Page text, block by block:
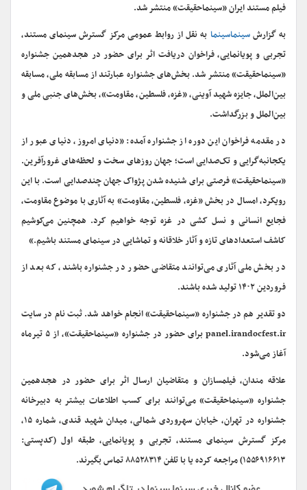
فیلم مستند ایران «سینماحقیقت» منتشر شد.
به گزارشسینماسینما به نقل از روابط عمومی مرکز گسترش سینمای مستند،
تجربی و پویانمایی، فراخوان دریافت اثر برای حضور در هجدهمین جشنواره
«سینماحقیقت» منتشر شد. بخش‌های جشنواره عبارتند از مسابقه ملی، مسابقه
بین‌الملل، جایزه شهید آوینی، «غزه، فلسطین، مقاومت»، بخش‌های جنبی ملی و
بین‌الملل و بزرگداشت.
در مقدمه فراخوان این دوره از جشنواره آمده: «دنیای امروز، دنیای عبور از
یکجانبه‌گرایی و تک‌صدایی است؛ جهان روزهای سخت و لحظه‌های غرورآفرین.
«سینماحقیقت» فرصتی برای شنیده شدن پژواک جهان چندصدایی است. با این
رویکرد، امسال در بخش «غزه، فلسطین، مقاومت» به آثاری با موضوع مقاومت،
فجایع انسانی و نسل کشی در غزه توجه خواهیم کرد. همچنین می‌کوشیم
کاشف استعدادهای تازه و آثار خلاقانه و تماشایی در سینمای مستند باشیم.»
در بخش ملی آثاری می‌توانند متقاضی حضور در جشنواره باشند، که بعد از
فروردین ۱۴۰۲ تولید شده باشند.
دو تقدیر هم در جشنواره «سینماحقیقت» انجام خواهد شد. ثبت نام در سایت
panel.irandocfest.ir برای حضور در جشنواره «سینماحقیقت»، از ۵ تیرماه
آغاز می‌شود.
علاقه مندان، فیلمسازان و متقاضیان ارسال اثر برای حضور در هجدهمین
جشنواره «سینماحقیقت» می‌توانند برای کسب اطلاعات بیشتر به دبیرخانه
جشنواره در تهران، خیابان سهروردی شمالی، میدان شهید قندی، شماره ۱۵،
مرکز گسترش سینمای مستند، تجربی و پویانمایی، طبقه اول (کدپستی:
۱۵۵۶۹۱۶۶۱۳) مراجعه کرده یا با تلفن ۸۸۵۲۸۳۱۴ تماس بگیرند.